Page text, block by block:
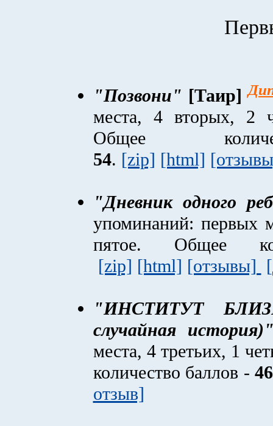
"Позвони" [Таир]
места, 4 вторых, 2
Общее
54. [zip] [html]
"Дневник одного
упоминаний: первых
пятое. Общее
[zip] [html] [отзывы]
"ИНСТИТУТ
случайная
места, 4 третьих, 1
количество баллов - 46
отзыв]